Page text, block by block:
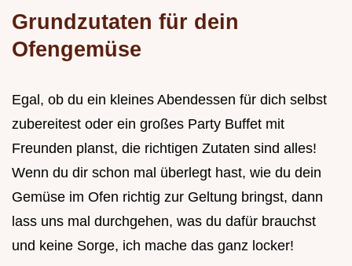
Grundzutaten für dein
Ofengemüse
Egal, ob du ein kleines Abendessen für dich selbst
zubereitest oder ein großes Party Buffet mit
Freunden planst, die richtigen Zutaten sind alles!
Wenn du dir schon mal überlegt hast, wie du dein
Gemüse im Ofen richtig zur Geltung bringst, dann
lass uns mal durchgehen, was du dafür brauchst
und keine Sorge, ich mache das ganz locker!